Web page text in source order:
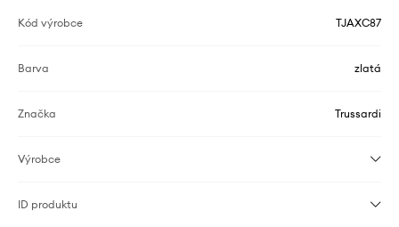
Kód výrobce TJAXC87
Barva zlatá
Značka Trussardi
Výrobce
ID produktu